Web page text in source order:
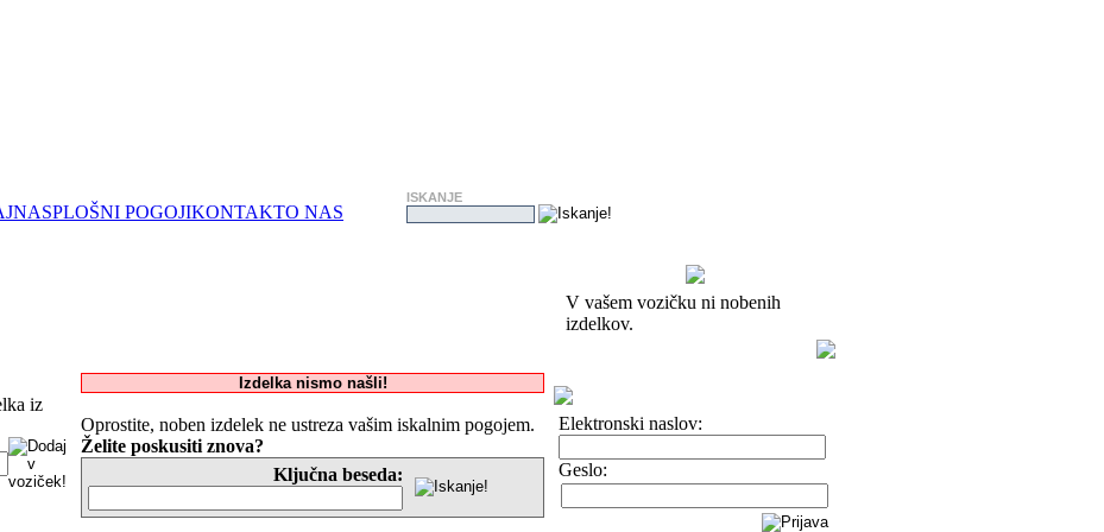
SPLOŠNI POGOJIKONTAKTO NAS
ISKANJE
iz
Izdelka nismo našli!
Oprostite, noben izdelek ne ustreza vašim iskalnim pogojem.
Želite poskusiti znova?
Ključna beseda:
V vašem vozičku ni nobenih
izdelkov.
Elektronski naslov:
Geslo: